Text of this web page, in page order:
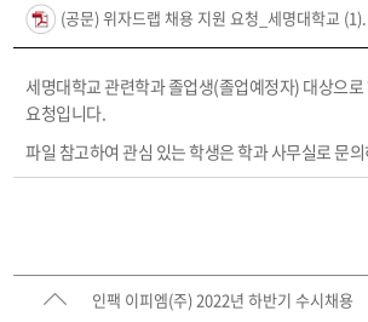
(공문) 위자드랩 채용 지원 요청_세명대학교
세명대학교 관련학과 졸업생(졸업예정자) 대상으
요청입니다.
파일 참고하여 관심 있는 학생은 학과 사무실로 문
인팩 이피엠(주) 2022년 하반기 수시채용